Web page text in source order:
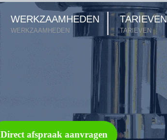
WERKZAAMHEDEN
WERKZAAMHEDEN
TARIEVEN
TARIEVEN
Direct afspraak aanvragen